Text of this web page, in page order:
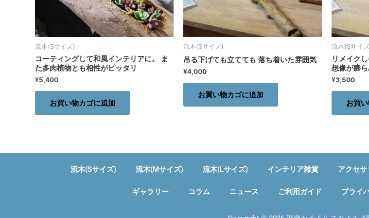
流木(Sサイズ)
コーティングして和風インテリアに。 ま
た多肉植物とも相性がピッタリ
¥5,400
お買い物カゴに追加
流木(Sサイズ)
吊る下げても立てても 落ち着いた雰囲気
¥4,000
お買い物カゴに追加
流木(Sサイ
リメイク
想像が膨
¥3,500
お買
流木(Sサイズ) 流木(Mサイズ) 流木(Lサイズ) インテリア雑貨 アクセサ
ギャラリー コラム ニュース ご利用ガイド プライ